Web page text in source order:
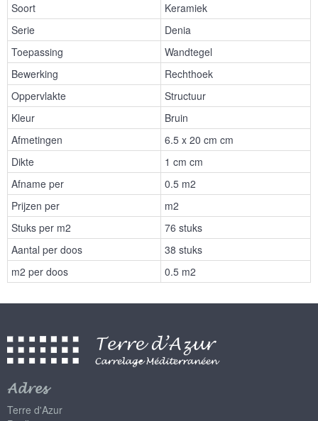
Soort
Keramiek
Serie
Denia
Toepassing
Wandtegel
Bewerking
Rechthoek
Oppervlakte
Structuur
Kleur
Bruin
Afmetingen
6.5 x 20 cm cm
Dikte
1 cm cm
Afname per
0.5 m2
Prijzen per
m2
Stuks per m2
76 stuks
Aantal per doos
38 stuks
m2 per doos
0.5 m2
Adres
Terre d'Azur